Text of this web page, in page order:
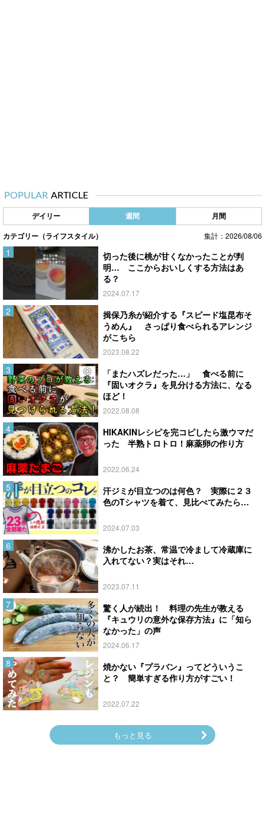
POPULAR ARTICLE
デイリー 週間 月間
カテゴリー（ライフスタイル） 集計：2026/08/06
切った後に桃が甘くなかったことが判
明… ここからおいしくする方法はあ
る？
2024.07.17
揖保乃糸が紹介する『スピード塩昆布そ
うめん』 さっぱり食べられるアレンジ
がこちら
2023.08.22
「またハズレだった…」 食べる前に
『固いオクラ』を見分ける方法に、なる
ほど！
2022.08.08
HIKAKINレシピを完コピしたら激ウマだ
った 半熟トロトロ！麻薬卵の作り方
2022.06.24
汗ジミが目立つのは何色？ 実際に２３
色のTシャツを着て、見比べてみたら…
2024.07.03
沸かしたお茶、常温で冷まして冷蔵庫に
入れてない？実はそれ…
2023.07.11
驚く人が続出！ 料理の先生が教える
『キュウリの意外な保存方法』に「知ら
なかった」の声
2024.06.17
焼かない『プラバン』ってどういうこ
と？ 簡単すぎる作り方がすごい！
2022.07.22
もっと見る